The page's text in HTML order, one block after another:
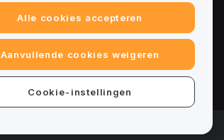
Crypto-whitepapers van
assets
Alle cookies accepteren
Aanvullende cookies weigeren
Cookie-instellingen